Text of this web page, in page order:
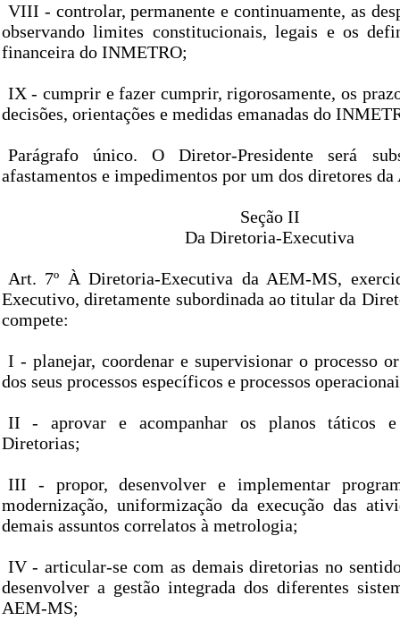
VIII - controlar, permanente e continuamente, as
observando limites constitucionais, legais e os
financeira do INMETRO;
IX - cumprir e fazer cumprir, rigorosamente, os
decisões, orientações e medidas emanadas do
Parágrafo único. O Diretor-Presidente será
afastamentos e impedimentos por um dos diretores
Seção II
Da Diretoria-Executiva
Art. 7º À Diretoria-Executiva da AEM-MS,
Executivo, diretamente subordinada ao titular da
compete:
I - planejar, coordenar e supervisionar o processo
dos seus processos específicos e processos
II - aprovar e acompanhar os planos táticos e
Diretorias;
III - propor, desenvolver e implementar
modernização, uniformização da execução das
demais assuntos correlatos à metrologia;
IV - articular-se com as demais diretorias no
desenvolver a gestão integrada dos diferentes
AEM-MS;